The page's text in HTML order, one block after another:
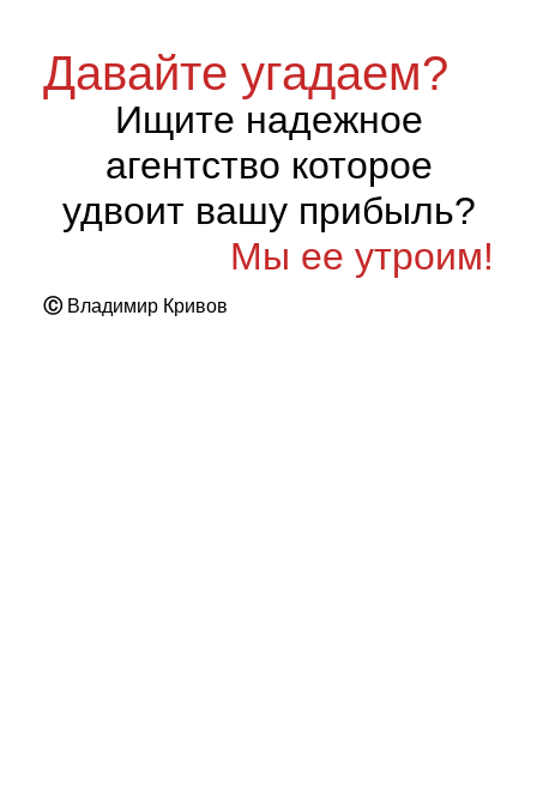
Давайте угадаем?
Ищите надежное
агентство которое
удвоит вашу прибыль?
Мы ее утроим!
Ⓒ Владимир Кривов